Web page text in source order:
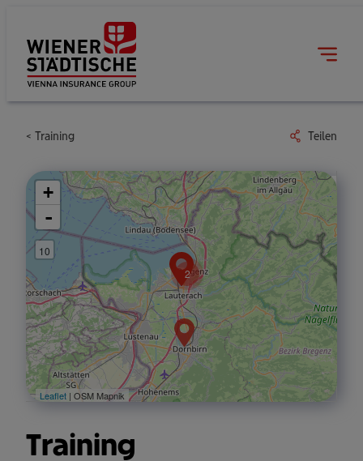
Training Teilen
2
+
-
10
Leaflet| OSM Mapnik
Training